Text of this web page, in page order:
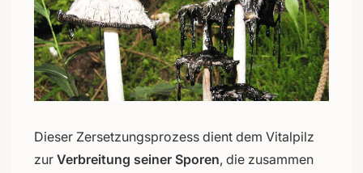
Dieser Zersetzungsprozess dient dem Vitalpilz
zur Verbreitung seiner Sporen, die zusammen